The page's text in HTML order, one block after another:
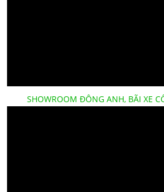
SHOWROOM ĐÔNG ANH, BÃI XE